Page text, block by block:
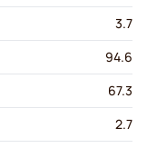
3.7
94.6
67.3
2.7